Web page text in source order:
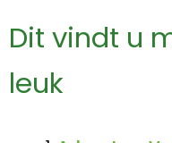
Dit vindt u
leuk